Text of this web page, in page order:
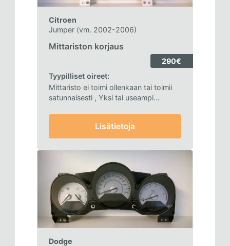
Citroen
Jumper (vm. 2002-2006)
Mittariston korjaus
290€
Tyypilliset oireet:
Mittaristo ei toimi ollenkaan tai toimii
satunnaisesti , Yksi tai useampi
väärin.
Lisätietoja
Dodge